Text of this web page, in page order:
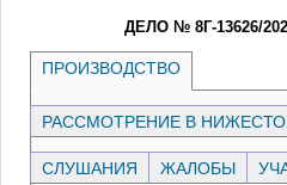
ДЕЛО № 8Г-13626/
ПРОИЗВОДСТВО
РАССМОТРЕНИЕ В
СЛУШАНИЯ ЖАЛОБЫ